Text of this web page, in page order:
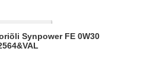
Toodetud täissünteetilistest
kõrgtehnoloogilisi lisandeid.